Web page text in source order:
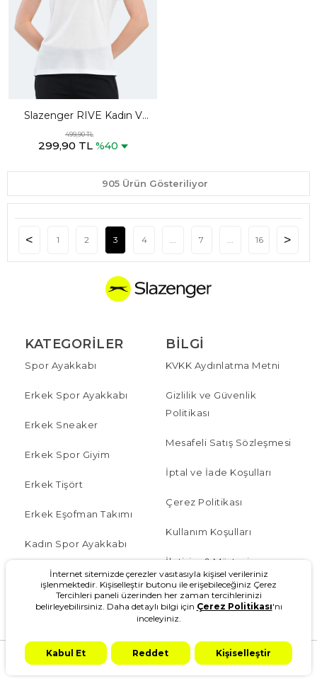
Slazenger RIVE Kadın V
Yaka Beyaz Tişört
499,90 TL
299,90 TL %40
905 Ürün Gösteriliyor
1 2 3 4 ... 7 ... 16
KATEGORILER
Spor Ayakkabı
Erkek Spor Ayakkabı
Erkek Sneaker
Erkek Spor Giyim
Erkek Tişört
Erkek Eşofman Takımı
Kadın Spor Ayakkabı
Kadın Spor Giyim
Çocuk
W Serisi
BILGI
KVKK Aydınlatma Metni
Gizlilik ve Güvenlik
Politikası
Mesafeli Satış Sözleşmesi
İptal ve İade Koşulları
Çerez Politikası
Kullanım Koşulları
İletişim & Müşteri
Hizmetleri
İşlem Rehberi
Sıkça Sorulan Sorular
İnternet sitemizde çerezler vasıtasıyla kişisel verileriniz
işlenmektedir. Kişiselleştir butonu ile erişebileceğiniz Çerez
Tercihleri paneli üzerinden her zaman tercihlerinizi
belirleyebilirsiniz. Daha detaylı bilgi için Çerez Politikası'nı
inceleyiniz.
Kabul Et Reddet Kişiselleştir